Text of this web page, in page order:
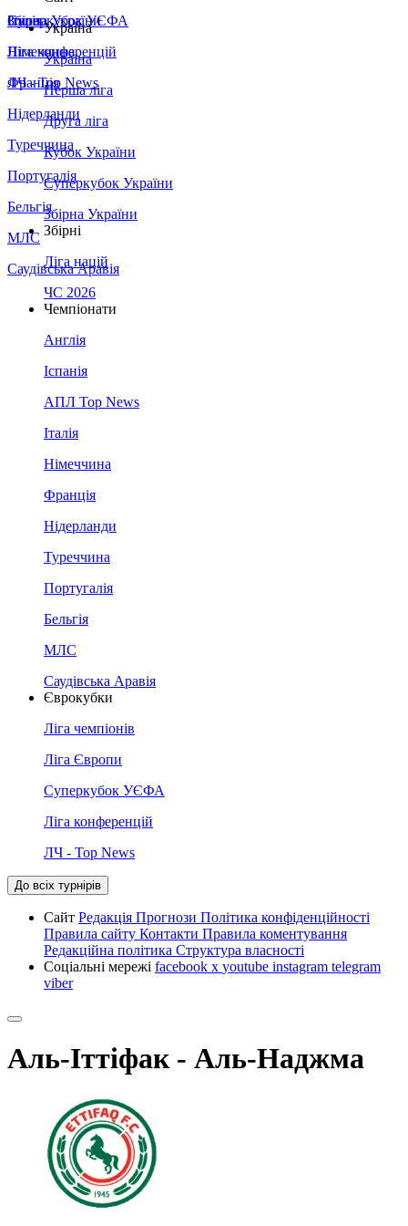
Збірна України
Італія
Німеччина
Франція
Нідерланди
Туреччина
Португалія
Бельгія
МЛС
Саудівська Аравія
Суперкубок УЄФА
Ліга конференцій
ЛЧ - Top News
Україна
Україна
Перша ліга
Друга ліга
Кубок України
Суперкубок України
Збірна України
Збірні
Ліга націй
ЧС 2026
Чемпіонати
Англія
Іспанія
АПЛ Top News
Італія
Німеччина
Франція
Нідерланди
Туреччина
Португалія
Бельгія
МЛС
Саудівська Аравія
Єврокубки
Ліга чемпіонів
Ліга Європи
Суперкубок УЄФА
Ліга конференцій
ЛЧ - Top News
До всіх турнірів
Сайт Редакція Прогнози Політика конфіденційності
Правила сайту Контакти Правила коментування
Редакційна політика Структура власності
Соціальні мережі facebook x youtube instagram telegram
viber
Аль-Іттіфак - Аль-Наджма